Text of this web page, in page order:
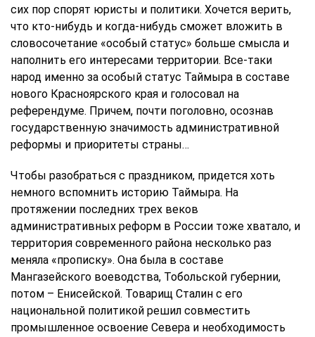
сих пор спорят юристы и политики. Хочется верить,
что кто-нибудь и когда-нибудь сможет вложить в
словосочетание «особый статус» больше смысла и
наполнить его интересами территории. Все-таки
народ именно за особый статус Таймыра в составе
нового Красноярского края и голосовал на
референдуме. Причем, почти поголовно, осознав
государственную значимость административной
реформы и приоритеты страны…
Чтобы разобраться с праздником, придется хоть
немного вспомнить историю Таймыра. На
протяжении последних трех веков
административных реформ в России тоже хватало, и
территория современного района несколько раз
меняла «прописку». Она была в составе
Мангазейского воеводства, Тобольской губернии,
потом – Енисейской. Товарищ Сталин с его
национальной политикой решил совместить
промышленное освоение Севера и необходимость